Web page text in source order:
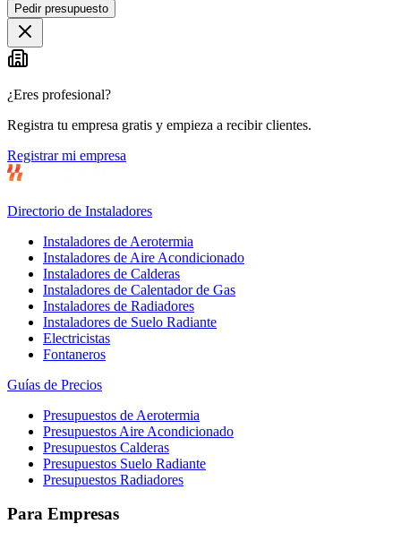
Pedir presupuesto
¿Eres profesional?
Registra tu empresa gratis y empieza a recibir clientes.
Registrar mi empresa
Directorio de Instaladores
Instaladores de Aerotermia
Instaladores de Aire Acondicionado
Instaladores de Calderas
Instaladores de Calentador de Gas
Instaladores de Radiadores
Instaladores de Suelo Radiante
Electricistas
Fontaneros
Guías de Precios
Presupuestos de Aerotermia
Presupuestos Aire Acondicionado
Presupuestos Calderas
Presupuestos Suelo Radiante
Presupuestos Radiadores
Para Empresas